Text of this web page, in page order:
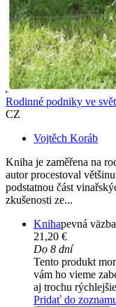
Rodinné podniky ve
CZ
Vojtěch Koráb
Kniha je zaměřena na
autor procestoval
podstatnou část
zkušenosti ze...
Knihapevná väzba
21,20 €
Do 8 dní
Tento produkt
vám ho vieme
aj trochu
Pridať do